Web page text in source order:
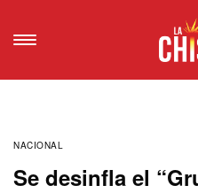
NACIONAL
Se desinfla el